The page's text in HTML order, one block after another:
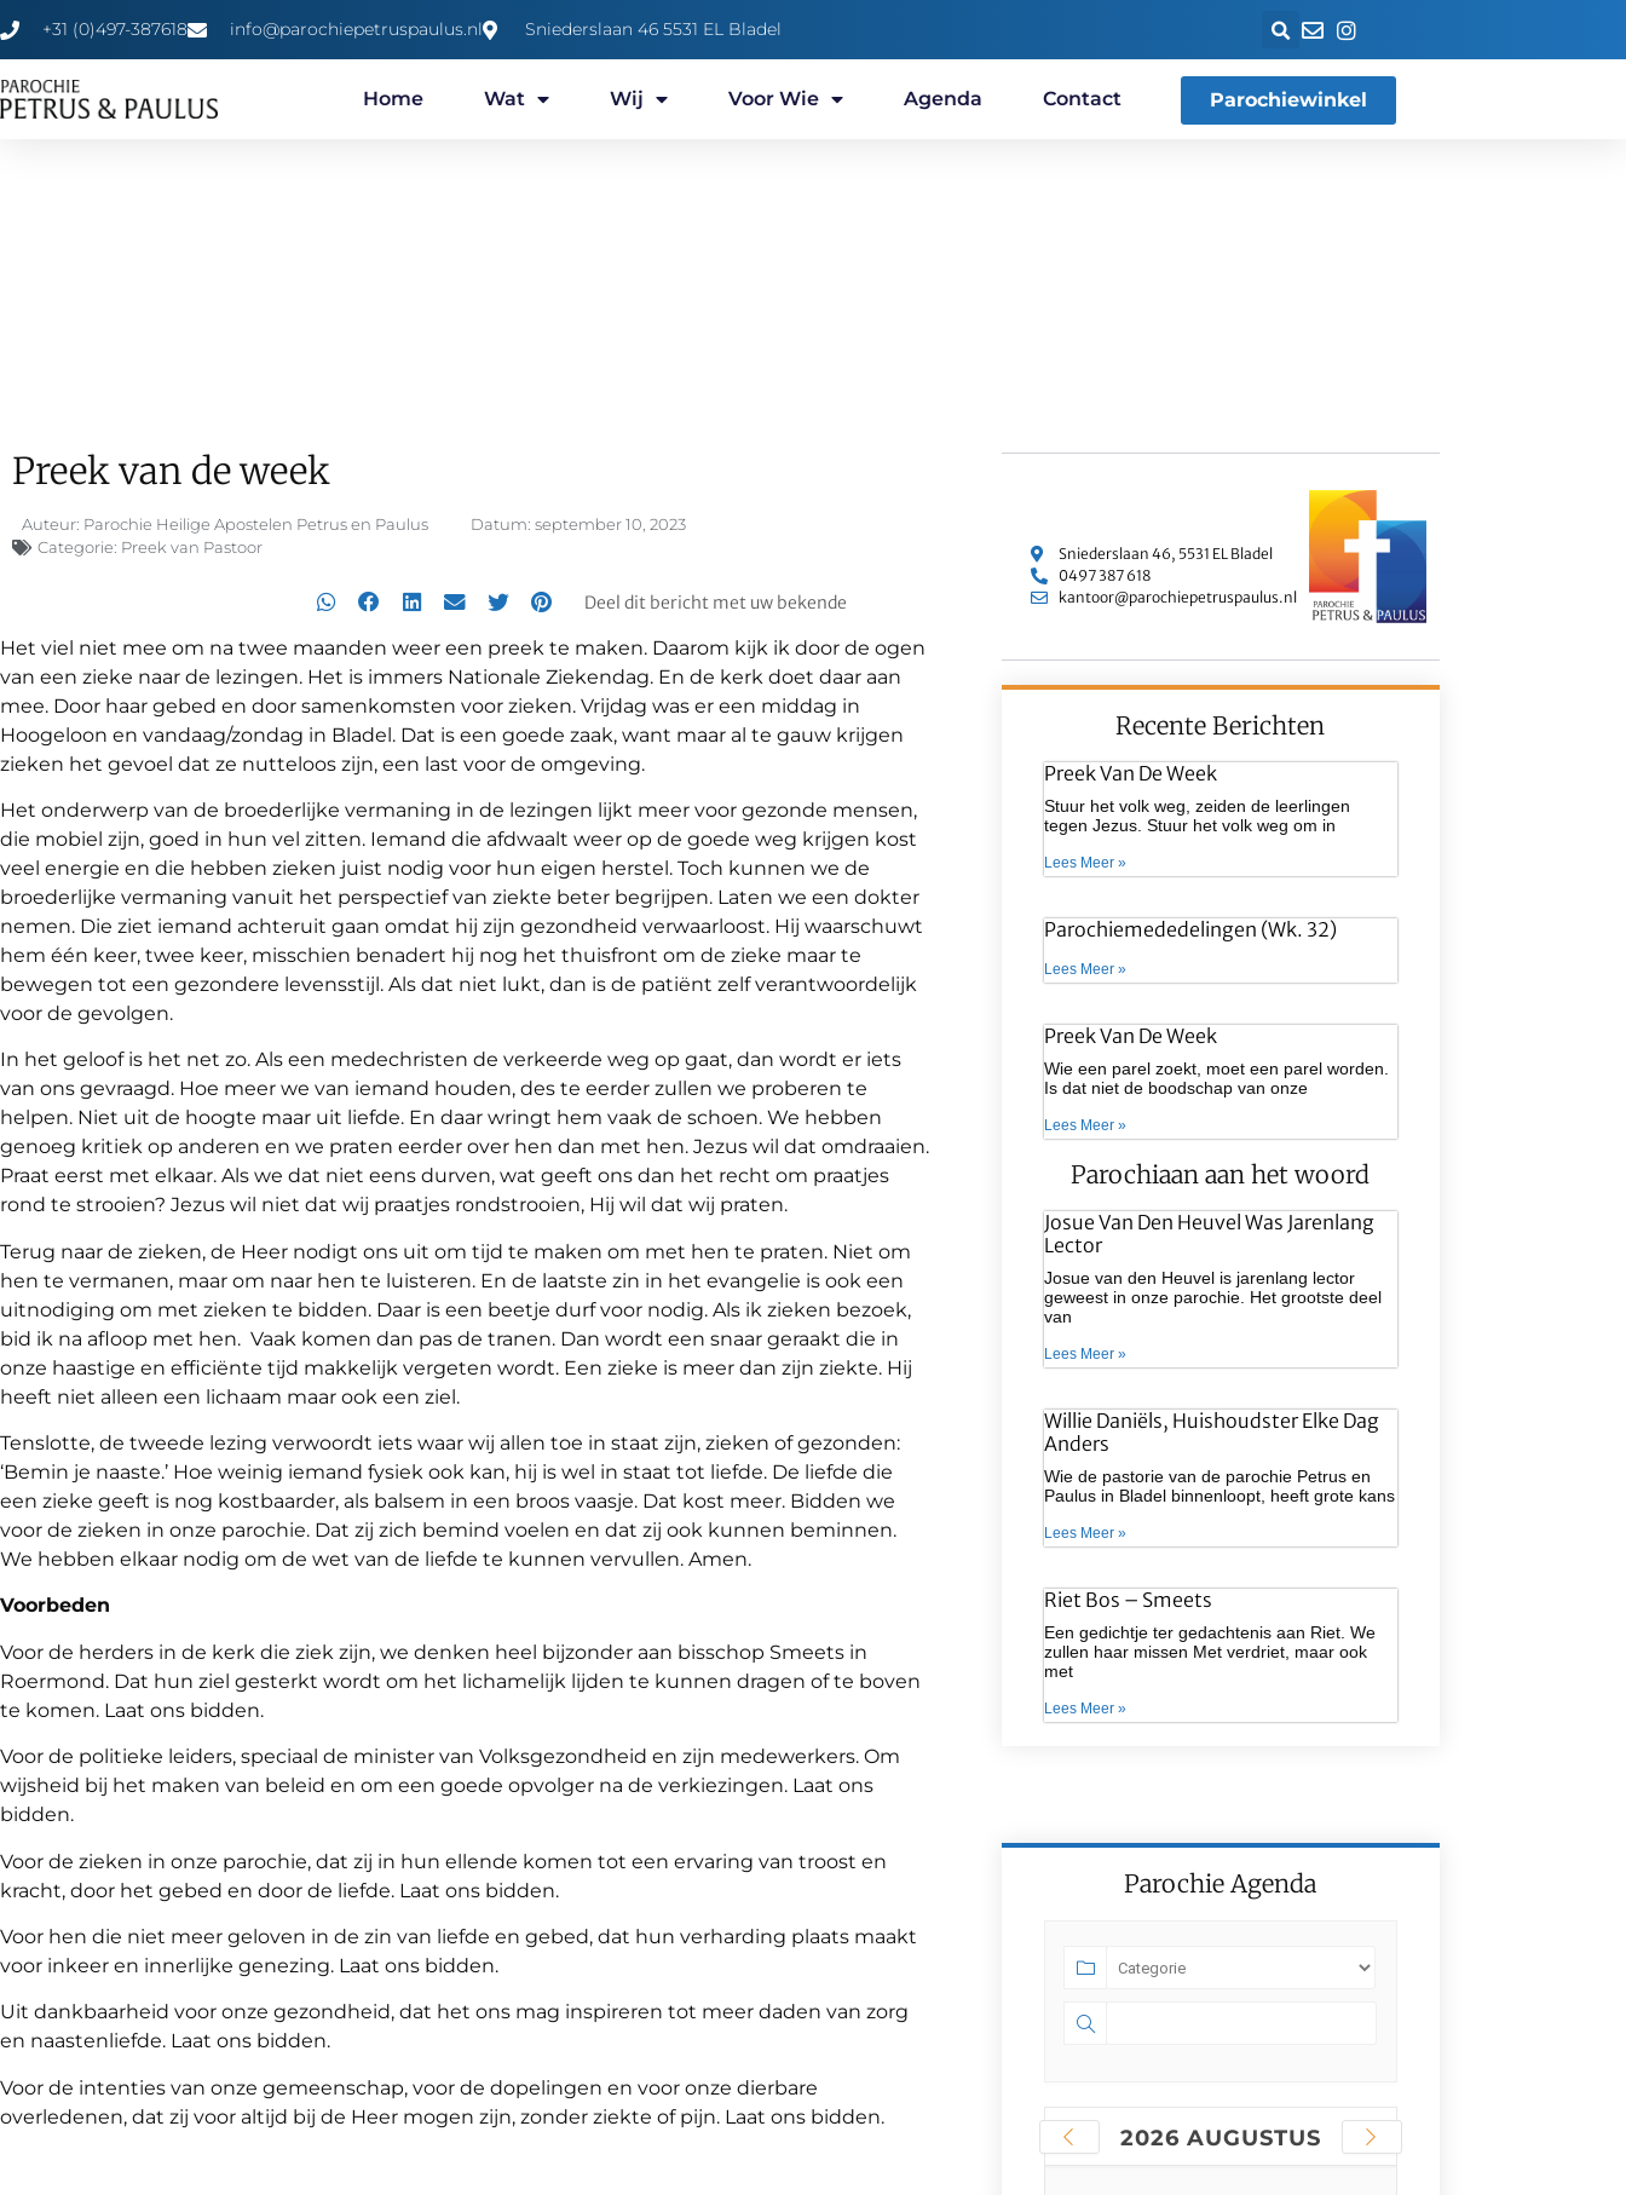
+31 (0)497-387618 info@parochiepetruspaulus.nl Sniederslaan 46 5531 EL Bladel
Home Wat Wij Voor Wie Agenda Contact Parochiewinkel
Preek van de week
Auteur: Parochie Heilige Apostelen Petrus en Paulus Datum: september 10, 2023
Categorie: Preek van Pastoor
Deel dit bericht met uw bekende
Het viel niet mee om na twee maanden weer een preek te maken. Daarom kijk ik door de ogen
van een zieke naar de lezingen. Het is immers Nationale Ziekendag. En de kerk doet daar aan
mee. Door haar gebed en door samenkomsten voor zieken. Vrijdag was er een middag in
Hoogeloon en vandaag/zondag in Bladel. Dat is een goede zaak, want maar al te gauw krijgen
zieken het gevoel dat ze nutteloos zijn, een last voor de omgeving.
Het onderwerp van de broederlijke vermaning in de lezingen lijkt meer voor gezonde mensen,
die mobiel zijn, goed in hun vel zitten. Iemand die afdwaalt weer op de goede weg krijgen kost
veel energie en die hebben zieken juist nodig voor hun eigen herstel. Toch kunnen we de
broederlijke vermaning vanuit het perspectief van ziekte beter begrijpen. Laten we een dokter
nemen. Die ziet iemand achteruit gaan omdat hij zijn gezondheid verwaarloost. Hij waarschuwt
hem één keer, twee keer, misschien benadert hij nog het thuisfront om de zieke maar te
bewegen tot een gezondere levensstijl. Als dat niet lukt, dan is de patiënt zelf verantwoordelijk
voor de gevolgen.
In het geloof is het net zo. Als een medechristen de verkeerde weg op gaat, dan wordt er iets
van ons gevraagd. Hoe meer we van iemand houden, des te eerder zullen we proberen te
helpen. Niet uit de hoogte maar uit liefde. En daar wringt hem vaak de schoen. We hebben
genoeg kritiek op anderen en we praten eerder over hen dan met hen. Jezus wil dat omdraaien.
Praat eerst met elkaar. Als we dat niet eens durven, wat geeft ons dan het recht om praatjes
rond te strooien? Jezus wil niet dat wij praatjes rondstrooien, Hij wil dat wij praten.
Terug naar de zieken, de Heer nodigt ons uit om tijd te maken om met hen te praten. Niet om
hen te vermanen, maar om naar hen te luisteren. En de laatste zin in het evangelie is ook een
uitnodiging om met zieken te bidden. Daar is een beetje durf voor nodig. Als ik zieken bezoek,
bid ik na afloop met hen. Vaak komen dan pas de tranen. Dan wordt een snaar geraakt die in
onze haastige en efficiënte tijd makkelijk vergeten wordt. Een zieke is meer dan zijn ziekte. Hij
heeft niet alleen een lichaam maar ook een ziel.
Tenslotte, de tweede lezing verwoordt iets waar wij allen toe in staat zijn, zieken of gezonden:
‘Bemin je naaste.’ Hoe weinig iemand fysiek ook kan, hij is wel in staat tot liefde. De liefde die
een zieke geeft is nog kostbaarder, als balsem in een broos vaasje. Dat kost meer. Bidden we
voor de zieken in onze parochie. Dat zij zich bemind voelen en dat zij ook kunnen beminnen.
We hebben elkaar nodig om de wet van de liefde te kunnen vervullen. Amen.
Voorbeden
Voor de herders in de kerk die ziek zijn, we denken heel bijzonder aan bisschop Smeets in
Roermond. Dat hun ziel gesterkt wordt om het lichamelijk lijden te kunnen dragen of te boven
te komen. Laat ons bidden.
Voor de politieke leiders, speciaal de minister van Volksgezondheid en zijn medewerkers. Om
wijsheid bij het maken van beleid en om een goede opvolger na de verkiezingen. Laat ons
bidden.
Voor de zieken in onze parochie, dat zij in hun ellende komen tot een ervaring van troost en
kracht, door het gebed en door de liefde. Laat ons bidden.
Voor hen die niet meer geloven in de zin van liefde en gebed, dat hun verharding plaats maakt
voor inkeer en innerlijke genezing. Laat ons bidden.
Uit dankbaarheid voor onze gezondheid, dat het ons mag inspireren tot meer daden van zorg
en naastenliefde. Laat ons bidden.
Voor de intenties van onze gemeenschap, voor de dopelingen en voor onze dierbare
overledenen, dat zij voor altijd bij de Heer mogen zijn, zonder ziekte of pijn. Laat ons bidden.
Sniederslaan 46, 5531 EL Bladel
0497 387 618
kantoor@parochiepetruspaulus.nl
Recente Berichten
Preek Van De Week
Stuur het volk weg, zeiden de leerlingen
tegen Jezus. Stuur het volk weg om in
Lees Meer »
Parochiemededelingen (wk. 32)
Lees Meer »
Preek Van De Week
Wie een parel zoekt, moet een parel worden.
Is dat niet de boodschap van onze
Lees Meer »
Parochiaan aan het woord
Josue Van Den Heuvel Was Jarenlang
Lector
Josue van den Heuvel is jarenlang lector
geweest in onze parochie. Het grootste deel
van
Lees Meer »
Willie Daniëls, Huishoudster Elke Dag
Anders
Wie de pastorie van de parochie Petrus en
Paulus in Bladel binnenloopt, heeft grote kans
Lees Meer »
Riet Bos – Smeets
Een gedichtje ter gedachtenis aan Riet. We
zullen haar missen Met verdriet, maar ook
met
Lees Meer »
Parochie Agenda
2026 AUGUSTUS